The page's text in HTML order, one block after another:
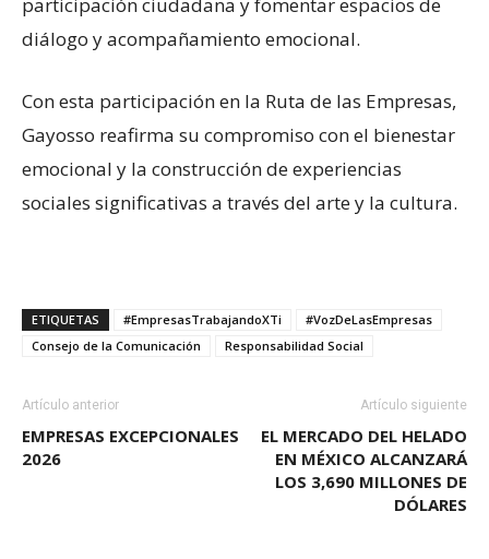
participación ciudadana y fomentar espacios de
diálogo y acompañamiento emocional.
Con esta participación en la Ruta de las Empresas,
Gayosso reafirma su compromiso con el bienestar
emocional y la construcción de experiencias
sociales significativas a través del arte y la cultura.
ETIQUETAS #EmpresasTrabajandoXTi
#VozDeLasEmpresas
Consejo de la Comunicación
Responsabilidad Social
Artículo anterior
EMPRESAS EXCEPCIONALES
2026
Artículo siguiente
EL MERCADO DEL HELADO
EN MÉXICO ALCANZARÁ
LOS 3,690 MILLONES DE
DÓLARES